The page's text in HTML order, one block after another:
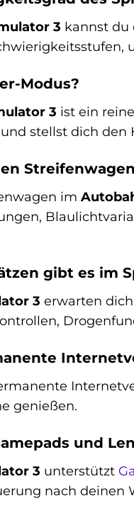
3 kannst du
Modus?
3 ist ein
stellst dich den
im
gibt es im
3 erwarten
genießen.
und
3 unterstützt
nach